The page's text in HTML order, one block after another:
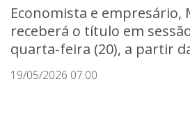
Economista e empresário,
receberá o título em
quarta-feira (20), a partir
19/05/2026 07:00